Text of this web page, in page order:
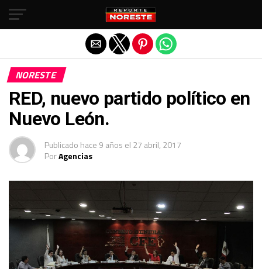
NORESTE
RED, nuevo partido político en
Nuevo León.
Publicado hace 9 años el 27 abril, 2017
PorAgencias
Salir de la versión móvil